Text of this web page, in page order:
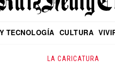
TECNOLOGÍA CULTURA
LA CARICATURA